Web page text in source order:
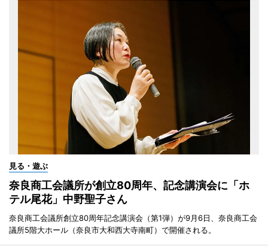
見る・遊ぶ
奈良商工会議所が創立80周年、記念講演会に「ホ
テル尾花」中野聖子さん
奈良商工会議所創立80周年記念講演会（第1弾）が9月6日、奈良商工会
議所5階大ホール（奈良市大和西大寺南町）で開催される。